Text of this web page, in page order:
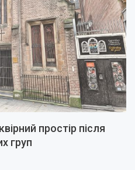
простір після
груп